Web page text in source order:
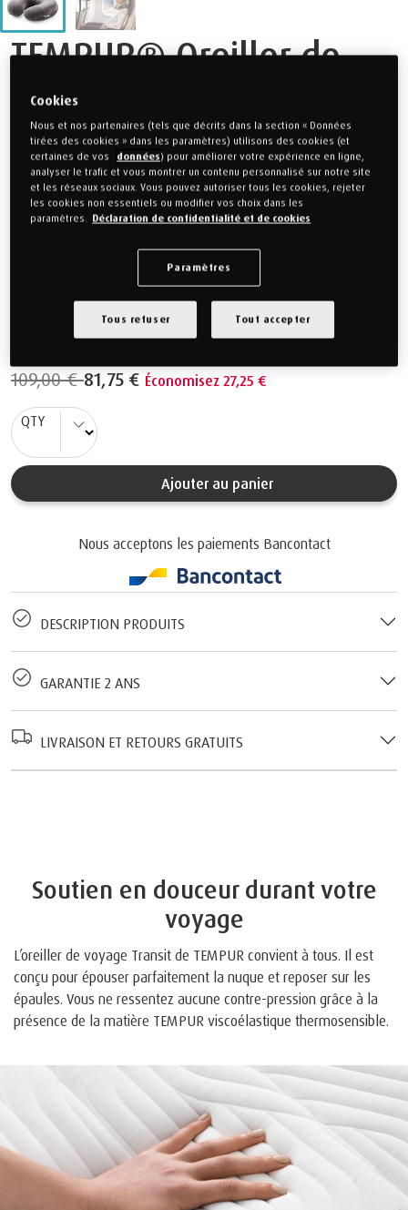
TEMPUR® Oreiller de
voyage transit
109,00 €81,75 €Économisez 27,25 €
25% de réduction
30 x 28 x 8 cm
109,00 €81,75 € Économisez 27,25 €
QTY
Ajouter au panier
Nous acceptons les paiements Bancontact
DESCRIPTION PRODUITS
GARANTIE 2 ANS
LIVRAISON ET RETOURS GRATUITS
Soutien en douceur durant votre
voyage
L’oreiller de voyage Transit de TEMPUR convient à tous. Il est
conçu pour épouser parfaitement la nuque et reposer sur les
épaules. Vous ne ressentez aucune contre-pression grâce à la
présence de la matière TEMPUR viscoélastique thermosensible.
Cookies
Nous et nos partenaires (tels que décrits dans la section « Données
tirées des cookies » dans les paramètres) utilisons des cookies (et
certaines de vos
données) pour améliorer votre expérience en ligne,
analyser le trafic et vous montrer un contenu personnalisé sur notre site
et les réseaux sociaux. Vous pouvez autoriser tous les cookies, rejeter
les cookies non essentiels ou modifier vos choix dans les
paramètres. Déclaration de confidentialité et de cookies
Paramètres
Tous refuser Tout accepter